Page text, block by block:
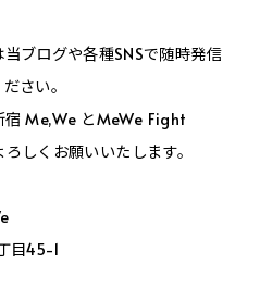
ブログや各種SNSで随時発信
さい。
宿 Me,We とMeWe Fight
しくお願いいたします。
目45-1